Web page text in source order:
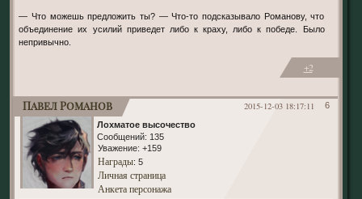
— Что можешь предложить ты? — Что-то подсказывало Романову, что
объединение их усилий приведет либо к краху, либо к победе. Было
непривычно.
+2
6
2015-12-03 18:17:11
Павел Романов
Лохматое высочество
Сообщений: 135
Уважение: +159
Награды: 5
Личная страница
Анкета персонажа